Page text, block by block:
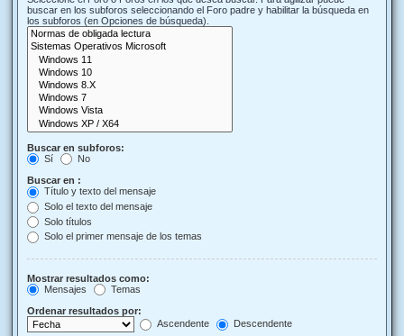
buscar en los subforos seleccionando el Foro padre y habilitar la búsqueda en
los subforos (en Opciones de búsqueda).
Buscar en subforos:
Sí
No
Buscar en :
Título y texto del mensaje
Solo el texto del mensaje
Solo títulos
Solo el primer mensaje de los temas
Mostrar resultados como:
Mensajes
Temas
Ordenar resultados por:
Ascendente
Descendente